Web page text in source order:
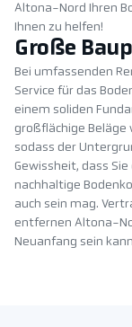
Altona-Nord Ihren
Ihnen zu helfen!
Große
Bei umfassenden
Service für das
einem soliden
großflächige
sodass der
Gewissheit, dass
nachhaltige
auch sein mag.
entfernen Altona-
Neuanfang sein